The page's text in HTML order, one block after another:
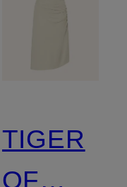
TIGER
OF